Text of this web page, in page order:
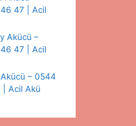
47 | Acil
Akücü –
47 | Acil
– 0544
Acil Akü